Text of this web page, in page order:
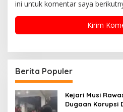
ini untuk komentar saya
Berita Populer
Kejari Musi
Dugaan Korupsi